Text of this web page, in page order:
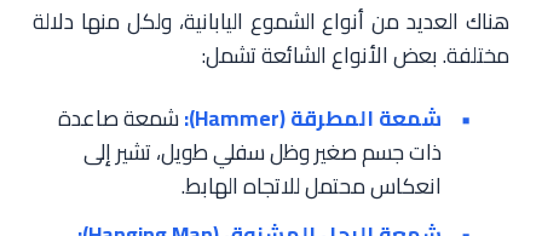
هناك العديد من أنواع الشموع اليابانية، ولكل منها دلالة
مختلفة. بعض الأنواع الشائعة تشمل:
شمعة المطرقة (Hammer):
شمعة صاعدة
ذات جسم صغير وظل سفلي طويل، تشير إلى
انعكاس محتمل للاتجاه الهابط.